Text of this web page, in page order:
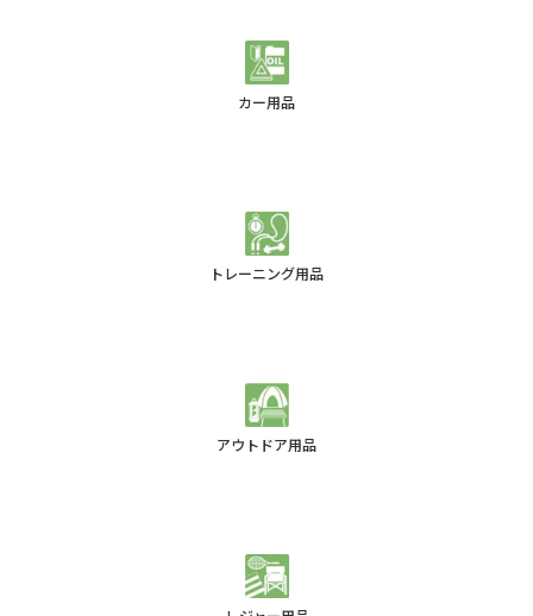
カー用品
トレーニング用品
アウトドア用品